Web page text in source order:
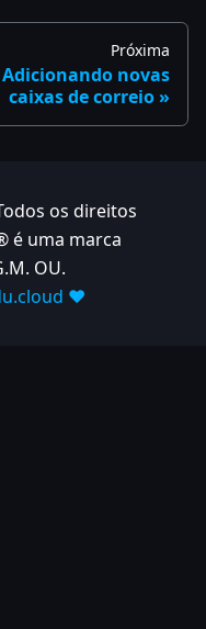
Próxima
Adicionando novas
caixas de correio
os direitos
é uma marca
OU.
❤️